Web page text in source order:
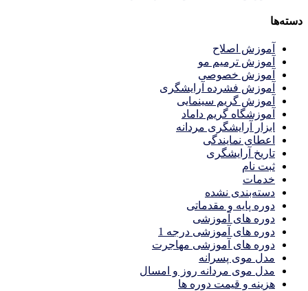
دسته‌ها
آموزش اصلاح
آموزش ترمیم مو
آموزش خصوصی
آموزش فشرده آرایشگری
آموزش گریم سینمایی
آموزشگاه گریم داماد
ابزار آرایشگری مردانه
اعطای نمایندگی
تاریخ آرایشگری
ثبت نام
خدمات
دسته‌بندی نشده
دوره پایه و مقدماتی
دوره های آموزشی
دوره های آموزشی درجه 1
دوره های آموزشی مهاجرت
مدل موی پسرانه
مدل موی مردانه روز و امسال
هزینه و قیمت دوره ها